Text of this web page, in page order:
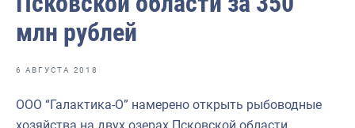
Отраслевые СМИ
Выставки и конференции
Научно-практическая литература
Рыбоохрана России
млн рублей
6 АВГУСТА 2018
ООО “Галактика-О” намерено открыть рыбоводные